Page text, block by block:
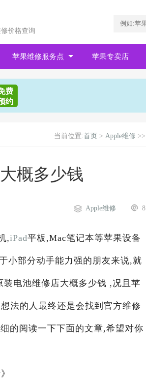
价格查询
苹果维修服务点 苹果专卖店
费
约
当前位置:首页 > Apple维修 >>
概多少钱
8
Apple维修
,iPad平板,Mac笔记本等苹果设备
小部分动手能力强的朋友来说,就
电池维修店大概多少钱 ,况且苹
法的人最终还是会找到官方维修
的阅读一下下面的文章,希望对你